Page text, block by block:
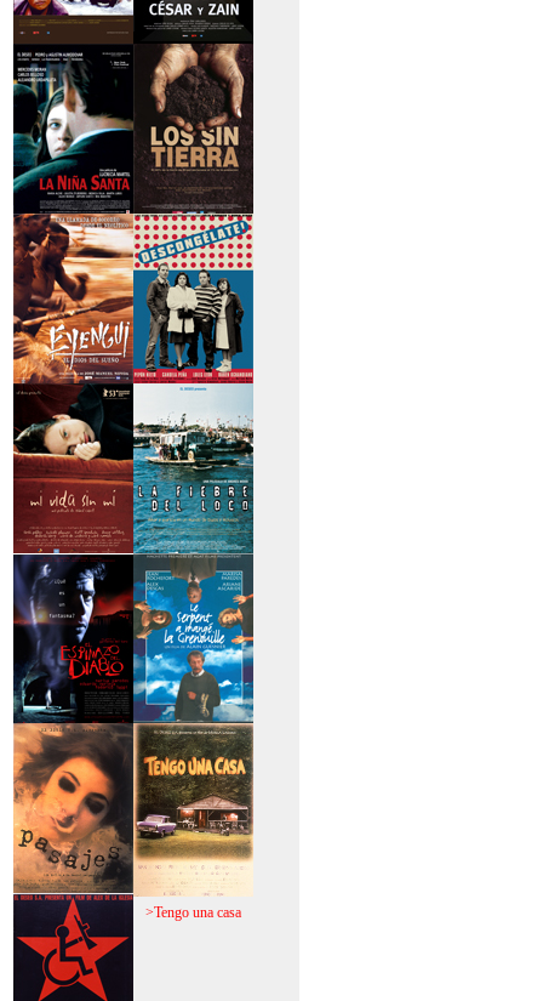
>Caravan >César y Zain
>La niña santa >Los sin tierra
>Eyengui, El Dios
del sueño
>Mi vida sin mi >La fiebre del loco
>El espinazo del
diablo
>A trabajar!
>Pasajes >Tengo una casa